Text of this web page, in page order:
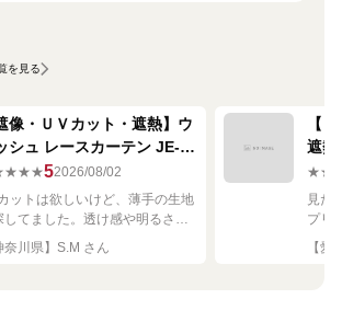
を見る
像・ＵＶカット・遮熱】ウ
シュ レースカーテン JE-
シルバー
52026/08/02
ットは欲しいけど、薄手の生地
してました。透け感や明るさも
うど良く思った通りで満足で
奈川県】S.M さん
【
遮熱
ー
見た
プリ
れい
【愛